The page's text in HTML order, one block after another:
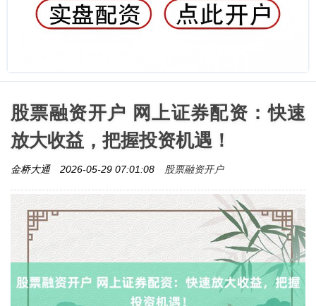
股票融资开户 网上证券配资：快速
放大收益，把握投资机遇！
金桥大通 2026-05-29 07:01:08 股票融资开户